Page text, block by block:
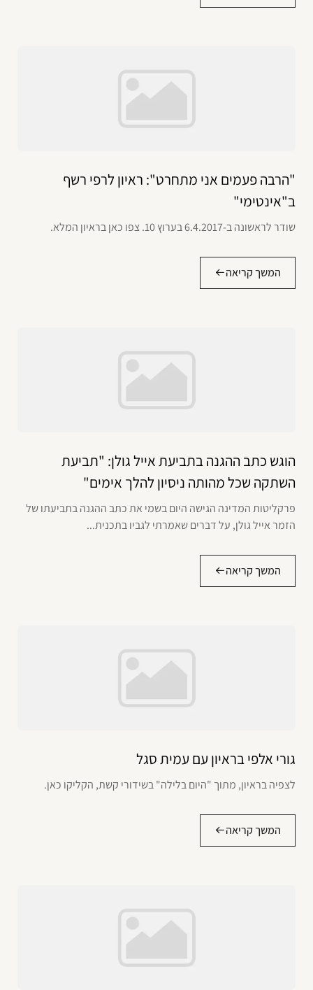
"הרבה פעמים אני מתחרט": ראיון לרפי רשף
ב"אינטימי"
שודר לראשונה ב-6.4.2017 בערוץ 10. צפו כאן בראיון המלא.
המשך קריאה
הוגש כתב ההגנה בתביעת אייל גולן: "תביעת
השתקה שכל מהותה ניסיון להלך אימים"
פרקליטות המדינה הגישה היום בשמי את כתב ההגנה בתביעתו של
הזמר אייל גולן, על דברים שאמרתי לגביו בתכנית...
המשך קריאה
גורי אלפי בראיון עם עמית סגל
לצפיה בראיון, מתוך "היום בלילה" בשידורי קשת, הקליקו כאן.
המשך קריאה